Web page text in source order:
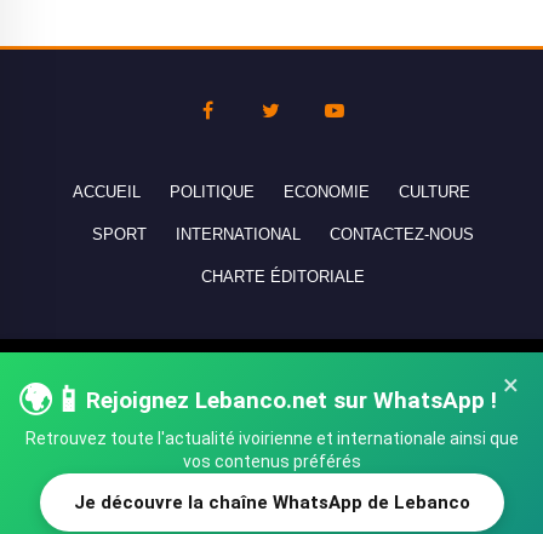
×
🌍📱 Rejoignez Lebanco.net sur WhatsApp !
Retrouvez toute l'actualité ivoirienne et internationale ainsi que
vos contenus préférés
Je découvre la chaîne WhatsApp de Lebanco
ACCUEIL POLITIQUE ECONOMIE CULTURE
SPORT INTERNATIONAL CONTACTEZ-NOUS
CHARTE ÉDITORIALE
réservés - All rights reserved.